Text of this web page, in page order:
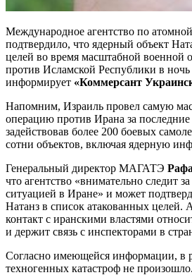
Международное агентство по
подтвердило, что ядерный объект
целей во время масштабной военной
против Исламской Республики в
информирует «Коммерсант
Напомним, Израиль провел самую
операцию против Ирана за последние
задействовав более 200 боевых
сотни объектов, включая ядерную
Генеральный директор МАГАТЭ
что агентство «внимательно следит
ситуацией в Иране» и может
Натанз в список атакованных целей.
контакт с иранскими властями
и держит связь с инспекторами в
Согласно имеющейся информации, в
техногенных катастроф не произошло.